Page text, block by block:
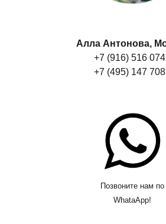
Алла Антонова,
+7 (916) 516
+7 (495) 147
Позвоните нам по
WhataApp!